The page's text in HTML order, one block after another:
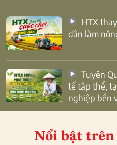
dân làm
tế tập thể,
nghiệp bền
Nổi bật trên